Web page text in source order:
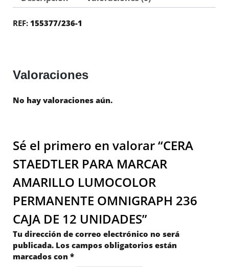
REF: 155377/236-1
Valoraciones
No hay valoraciones aún.
Sé el primero en valorar “CERA
STAEDTLER PARA MARCAR
AMARILLO LUMOCOLOR
PERMANENTE OMNIGRAPH 236
CAJA DE 12 UNIDADES”
Tu dirección de correo electrónico no será
publicada. Los campos obligatorios están
marcados con*